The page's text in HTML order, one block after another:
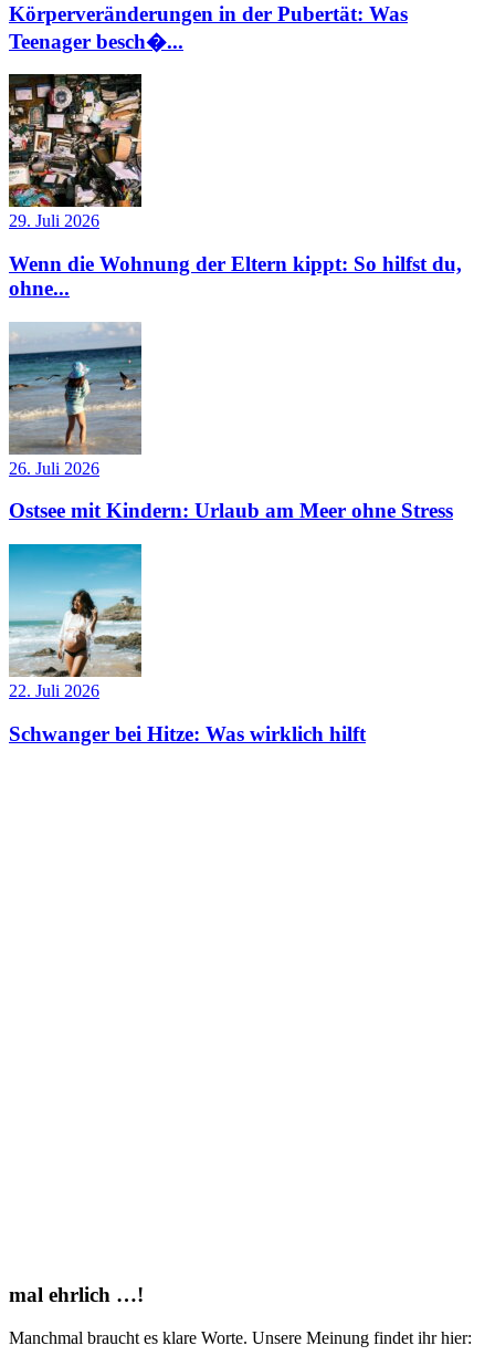
Körperveränderungen in der Pubertät: Was
Teenager besch�...
29. Juli 2026
Wenn die Wohnung der Eltern kippt: So hilfst du,
ohne...
26. Juli 2026
Ostsee mit Kindern: Urlaub am Meer ohne Stress
22. Juli 2026
Schwanger bei Hitze: Was wirklich hilft
mal ehrlich …!
Manchmal braucht es klare Worte. Unsere Meinung findet ihr hier: